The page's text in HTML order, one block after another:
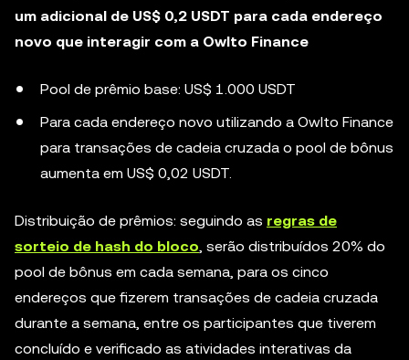
um adicional de US$ 0,2 USDT para cada endereço
novo que interagir com a Owlto Finance
Pool de prêmio base: US$ 1.000 USDT
Para cada endereço novo utilizando a Owlto Finance
para transações de cadeia cruzada o pool de bônus
aumenta em US$ 0,02 USDT.
Distribuição de prêmios: seguindo as regras de
sorteio de hash do bloco, serão distribuídos 20% do
pool de bônus em cada semana, para os cinco
endereços que fizerem transações de cadeia cruzada
durante a semana, entre os participantes que tiverem
concluído e verificado as atividades interativas da